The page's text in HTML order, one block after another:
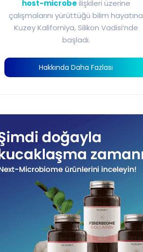
host-microbeilişkileri üzerine
çalışmalarını yürüttüğü bilim hayatına
Kuzey Kaliforniya, Silikon Vadisi’nde
başladı.
Hakkında Daha Fazlası